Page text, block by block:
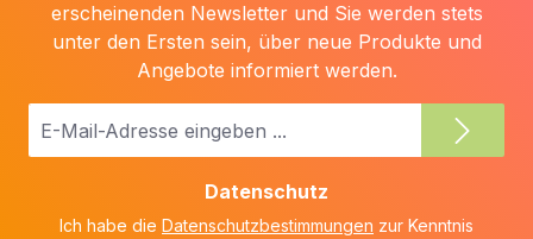
erscheinenden Newsletter und Sie werden stets
unter den Ersten sein, über neue Produkte und
Angebote informiert werden.
E-
Datenschutz
Ich habe die Datenschutzbestimmungen zur Kenntnis